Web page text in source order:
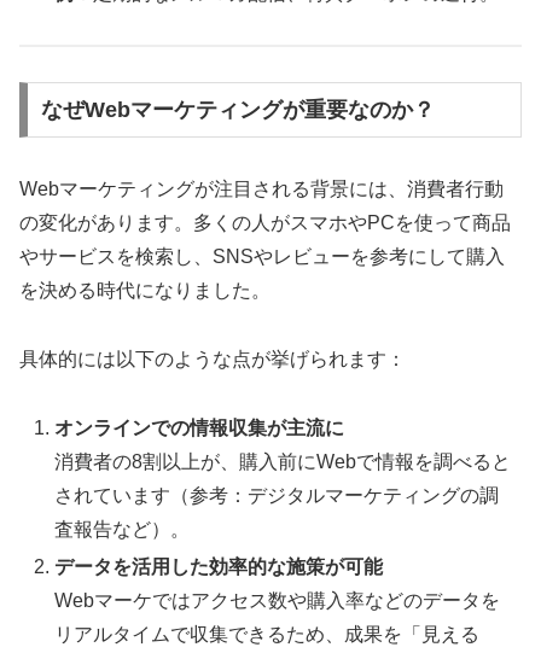
なぜWebマーケティングが重要なのか？
Webマーケティングが注目される背景には、消費者行動
の変化があります。多くの人がスマホやPCを使って商品
やサービスを検索し、SNSやレビューを参考にして購入
を決める時代になりました。
具体的には以下のような点が挙げられます：
オンラインでの情報収集が主流に
消費者の8割以上が、購入前にWebで情報を調べると
されています（参考：デジタルマーケティングの調
査報告など）。
データを活用した効率的な施策が可能
Webマーケではアクセス数や購入率などのデータを
リアルタイムで収集できるため、成果を「見える